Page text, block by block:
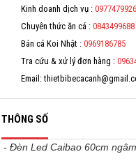
Kinh doanh dịch vụ : 0977479926
Chuyên thức ăn cá : 0843499688
Bán cá Koi Nhật : 0969186785
Tra cứu & xử lý đơn hàng :
Email:
THÔNG SỐ
- Đèn Led Caibao 60cm